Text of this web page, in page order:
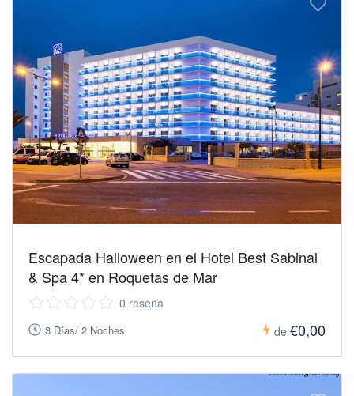
Escapada Halloween en el Hotel Best Sabinal
& Spa 4* en Roquetas de Mar
0 reseña
3 Días/ 2 Noches de €0,00